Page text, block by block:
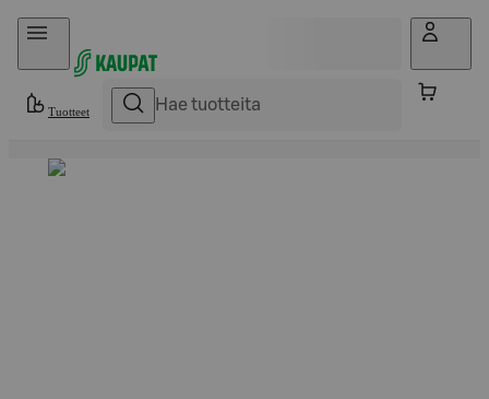
Hyppää sisältöön
Tuotteet